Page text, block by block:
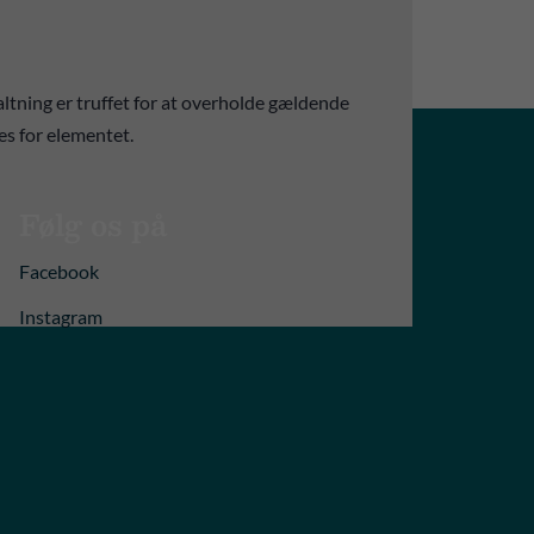
er truffet for at overholde gældende
for elementet.
Facebook
Instagram